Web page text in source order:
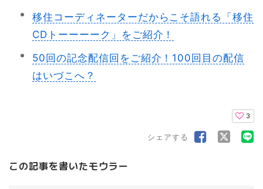
移住コーディネーターだからこそ語れる「移住
CDトーーーーク」をご紹介！
50回の記念配信回をご紹介！100回目の配信
はいづこへ？
3
シェアする
この記事を書いたモウラー